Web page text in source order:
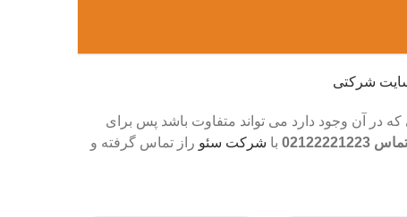
که در آن وجود دارد می تواند متفاوت باشد پس برای
02122221223 با شرکت سئو راز تماس گرفته و